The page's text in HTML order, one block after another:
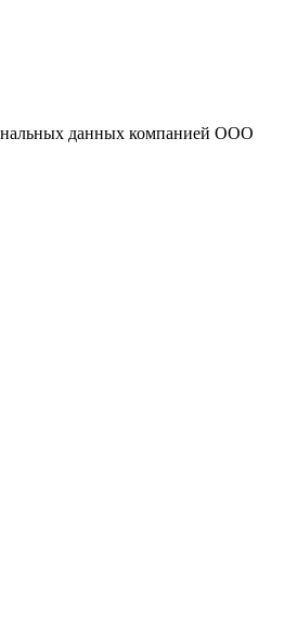
данных компанией ООО